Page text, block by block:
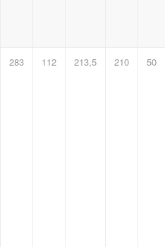
283 112 213,5 210 50